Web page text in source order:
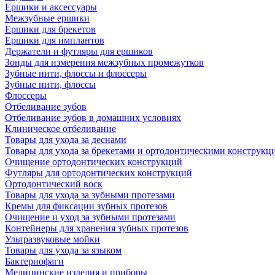
Ершики и аксессуары
Межзубные ершики
Ершики для брекетов
Ершики для имплантов
Держатели и футляры для ершиков
Зонды для измерения межзубных промежутков
Зубные нити, флоссы и флоссеры
Зубные нити, флоссы
Флоссеры
Отбеливание зубов
Отбеливание зубов в домашних условиях
Клиническое отбеливание
Товары для ухода за деснами
Товары для ухода за брекетами и ортодонтическими
Очищение ортодонтических конструкций
Футляры для ортодонтических конструкций
Ортодонтический воск
Товары для ухода за зубными протезами
Кремы для фиксации зубных протезов
Очищение и уход за зубными протезами
Контейнеры для хранения зубных протезов
Ультразвуковые мойки
Товары для ухода за языком
Бактериофаги
Медицинские изделия и приборы